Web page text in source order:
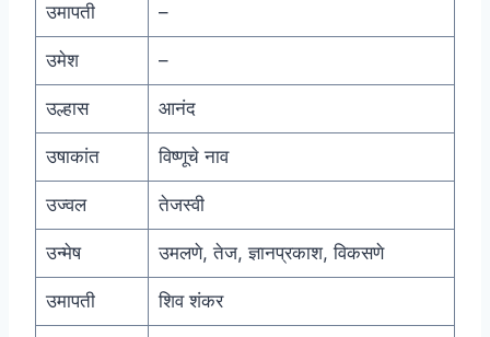
उमापती –
उमेश –
उल्हास आनंद
उषाकांत विष्णूचे नाव
उज्वल तेजस्वी
उन्मेष उमलणे, तेज, ज्ञानप्रकाश, विकसणे
उमापती शिव शंकर